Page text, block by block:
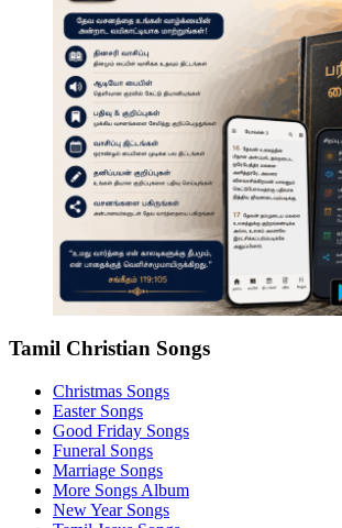
Tamil Christian Songs
Christmas Songs
Easter Songs
Good Friday Songs
Funeral Songs
Marriage Songs
More Songs Album
New Year Songs